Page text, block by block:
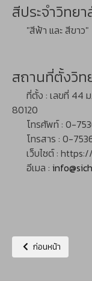
สีประจำวิทย
"สีฟ้า และ สีขาว"
สถานที่ตั้งวิท
ที่ตั้ง : เลขที่ 44
80120
โทรศัพท์: 0-
โทรสาร : 0-
เว็บไซต์:
อีเมล :
เนื้อหาก่อนหน้า: ติดต่อเ
ก่อนหน้า